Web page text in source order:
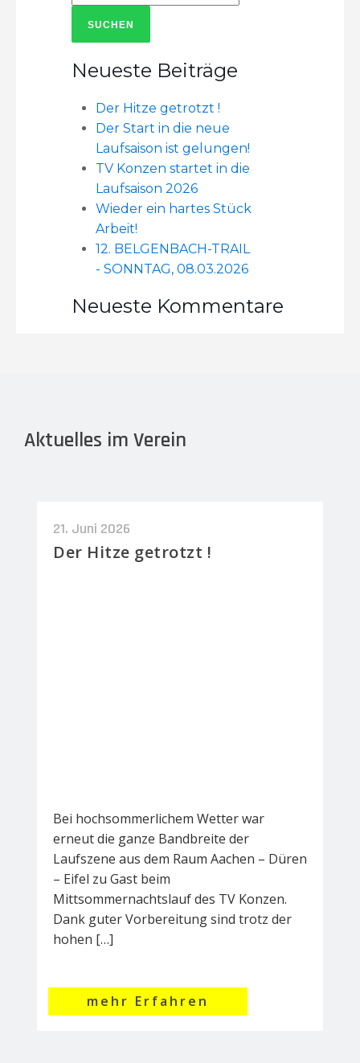
Neueste Beiträge
Der Hitze getrotzt !
Der Start in die neue
Laufsaison ist gelungen!
TV Konzen startet in die
Laufsaison 2026
Wieder ein hartes Stück
Arbeit!
12. BELGENBACH-TRAIL
- SONNTAG, 08.03.2026
Neueste Kommentare
Aktuelles im Verein
21. Juni 2026
Der Hitze getrotzt !
Bei hochsommerlichem Wetter war
erneut die ganze Bandbreite der
Laufszene aus dem Raum Aachen – Düren
– Eifel zu Gast beim
Mittsommernachtslauf des TV Konzen.
Dank guter Vorbereitung sind trotz der
hohen […]
mehr Erfahren